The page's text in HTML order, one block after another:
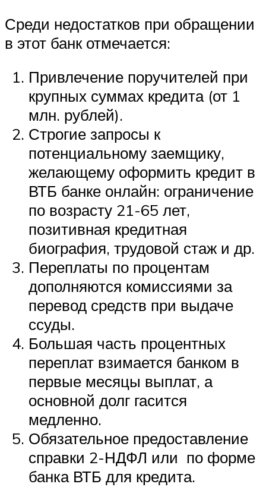
Среди недостатков при обращении
в этот банк отмечается:
Привлечение поручителей при
крупных суммах кредита (от 1
млн. рублей).
Строгие запросы к
потенциальному заемщику,
желающему оформить кредит в
ВТБ банке онлайн: ограничение
по возрасту 21-65 лет,
позитивная кредитная
биография, трудовой стаж и др.
Переплаты по процентам
дополняются комиссиями за
перевод средств при выдаче
ссуды.
Большая часть процентных
переплат взимается банком в
первые месяцы выплат, а
основной долг гасится
медленно.
Обязательное предоставление
справки 2-НДФЛ или по форме
банка ВТБ для кредита.